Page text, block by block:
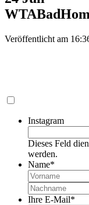
Veröffentlicht am
Instagram
Dieses Feld
werden.
Name*
Ihre E-Mail*